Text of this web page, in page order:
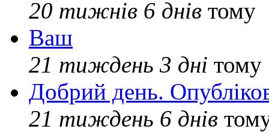
20 тижнів 6 днів тому
Ваш
21 тиждень 3 дні тому
Добрий день.
21 тиждень 6 днів